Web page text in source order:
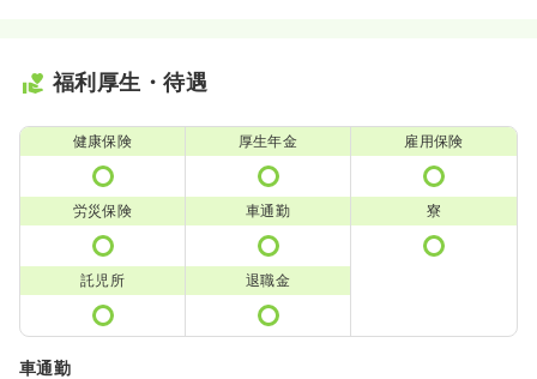
福利厚生・待遇
健康保険 厚生年金 雇用保険
労災保険 車通勤 寮
託児所 退職金
車通勤